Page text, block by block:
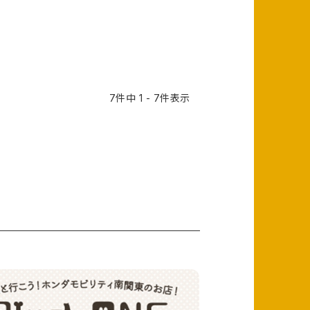
7件中 1 - 7件表示